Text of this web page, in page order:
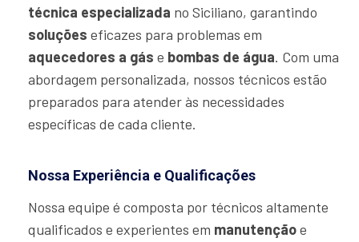
técnica especializada no Siciliano, garantindo
soluções eficazes para problemas em
aquecedores a gás e bombas de água. Com uma
abordagem personalizada, nossos técnicos estão
preparados para atender às necessidades
específicas de cada cliente.
Nossa Experiência e Qualificações
Nossa equipe é composta por técnicos altamente
qualificados e experientes em manutençãoe